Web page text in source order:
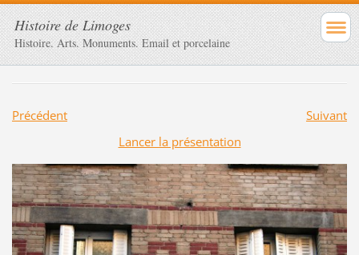
Histoire de Limoges
Histoire. Arts. Monuments. Email et porcelaine
Précédent
Suivant
Lancer la présentation